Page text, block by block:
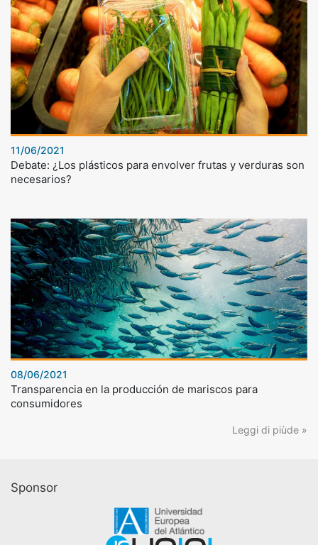
11/06/2021
Debate: ¿Los plásticos para envolver frutas y verduras son
necesarios?
08/06/2021
Transparencia en la producción de mariscos para
consumidores
Leggi di piùde »
Sponsor